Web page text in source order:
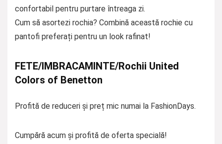
confortabil pentru purtare întreaga zi.
Cum să asortezi rochia? Combină această rochie cu
pantofi preferați pentru un look rafinat!
FETE/IMBRACAMINTE/Rochii United
Colors of Benetton
Profită de reduceri și preț mic numai la FashionDays.
Cumpără acum și profită de oferta specială!